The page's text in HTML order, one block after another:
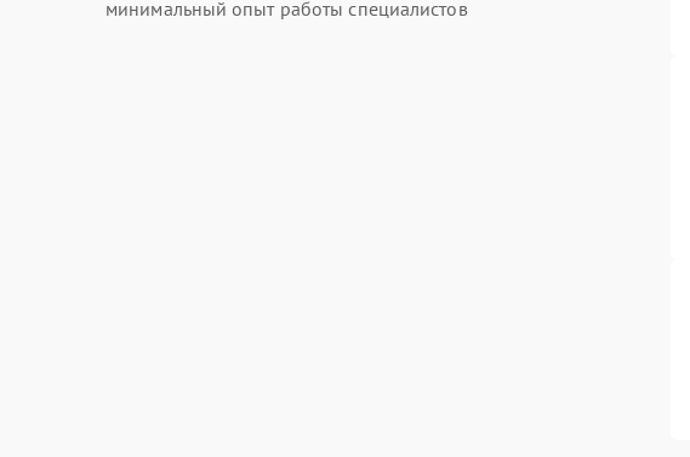
минимальный опыт работы специалистов